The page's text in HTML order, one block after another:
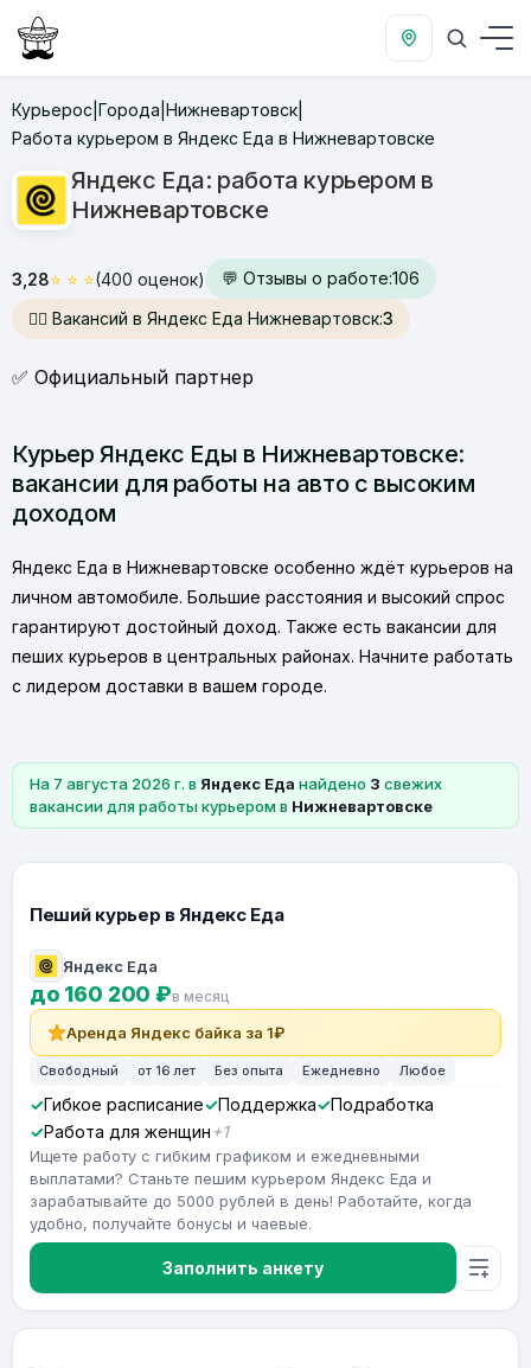
Курьерос Города Нижневартовск
Работа курьером в Яндекс Еда в Нижневартовске
Яндекс Еда: работа курьером в
Нижневартовске
3,28⭐ ⭐ ⭐(400 оценок) 💬 Отзывы о работе:106
🙋‍♂️ Вакансий в Яндекс Еда Нижневартовск:3
✅ Официальный партнер
Курьер Яндекс Еды в Нижневартовске:
вакансии для работы на авто с высоким
доходом
Яндекс Еда в Нижневартовске особенно ждёт курьеров на
личном автомобиле. Большие расстояния и высокий спрос
гарантируют достойный доход. Также есть вакансии для
пеших курьеров в центральных районах. Начните работать
с лидером доставки в вашем городе.
На 7 августа 2026 г. в Яндекс Еда найдено 3 свежих
вакансии для работы курьером в Нижневартовске
Пеший курьер в Яндекс Еда
Яндекс Еда
до 160 200 ₽в месяц
Аренда Яндекс байка за 1₽
Свободный от 16 лет Без опыта Ежедневно Любое
Гибкое расписание Поддержка
Подработка
Работа для женщин +1
Ищете работу с гибким графиком и ежедневными
выплатами? Станьте пешим курьером Яндекс Еда и
зарабатывайте до 5000 рублей в день! Работайте, когда
удобно, получайте бонусы и чаевые.
Заполнить анкету